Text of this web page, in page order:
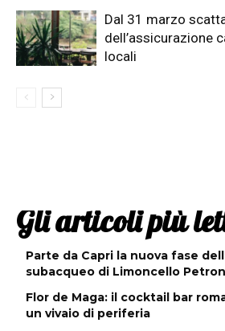
Dal 31 marzo
dell’assicurazione
locali
Gli articoli più
Parte da Capri la nuova fase
subacqueo di Limoncello
Flor de Maga: il cocktail bar
un vivaio di periferia